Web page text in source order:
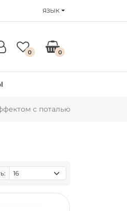
ЯЗЫК
0 0
с поталью